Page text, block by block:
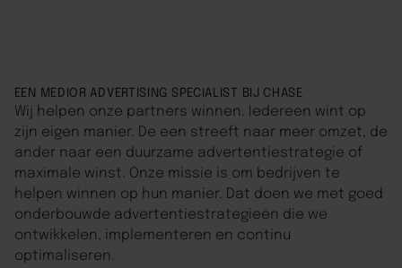
EEN MEDIOR ADVERTISING SPECIALIST BIJ CHASE
Wij helpen onze partners winnen. Iedereen wint op
zijn eigen manier. De een streeft naar meer omzet, de
ander naar een duurzame advertentiestrategie of
maximale winst. Onze missie is om bedrijven te
helpen winnen op hun manier. Dat doen we met goed
onderbouwde advertentiestrategieën die we
ontwikkelen, implementeren en continu
optimaliseren.